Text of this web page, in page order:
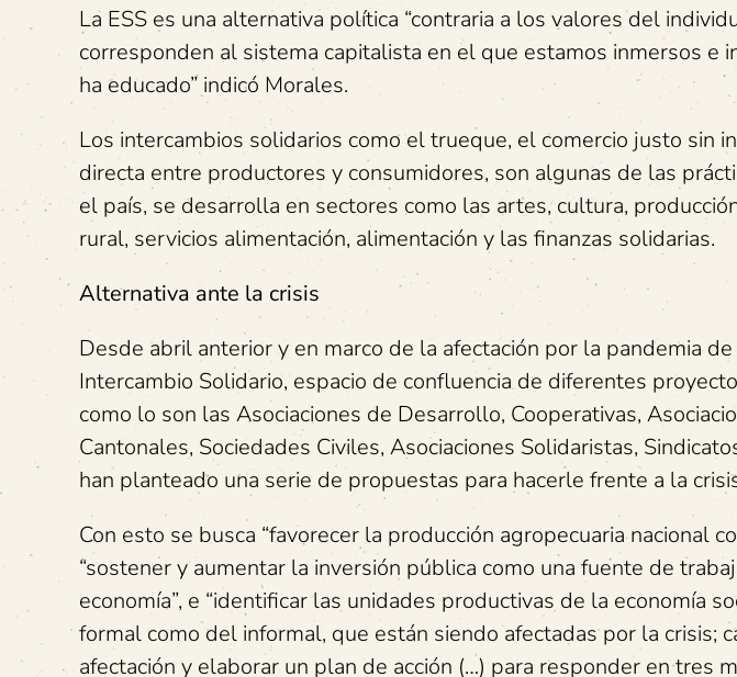
La ESS es una alternativa política “contraria a los valores del
corresponden al sistema capitalista en el que estamos inmersos e
ha educado” indicó Morales.
Los intercambios solidarios como el trueque, el comercio justo sin
directa entre productores y consumidores, son algunas de las
el país, se desarrolla en sectores como las artes, cultura,
rural, servicios alimentación, alimentación y las finanzas solidarias.
Alternativa ante la crisis
Desde abril anterior y en marco de la afectación por la pandemia
Intercambio Solidario, espacio de confluencia de diferentes
como lo son las Asociaciones de Desarrollo, Cooperativas,
Cantonales, Sociedades Civiles, Asociaciones Solidaristas,
han planteado una serie de propuestas para hacerle frente a la
Con esto se busca “favorecer la producción agropecuaria nacional
“sostener y aumentar la inversión pública como una fuente de
economía”, e “identificar las unidades productivas de la economía
formal como del informal, que están siendo afectadas por la crisis;
afectación y elaborar un plan de acción (…) para responder en tres